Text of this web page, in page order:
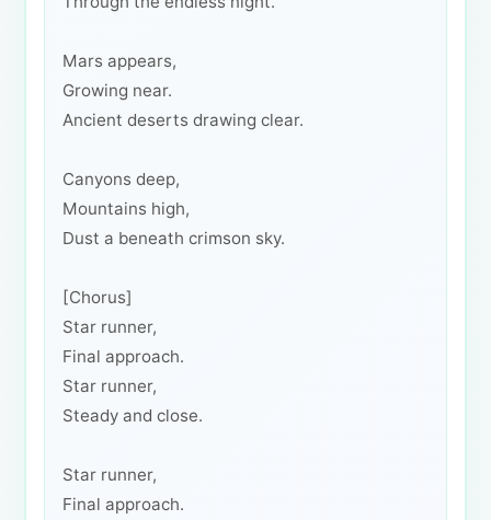
Mars appears,
Growing near.
Ancient deserts drawing clear.
Canyons deep,
Mountains high,
Dust a beneath crimson sky.
[Chorus]
Star runner,
Final approach.
Star runner,
Steady and close.
Star runner,
Final approach.